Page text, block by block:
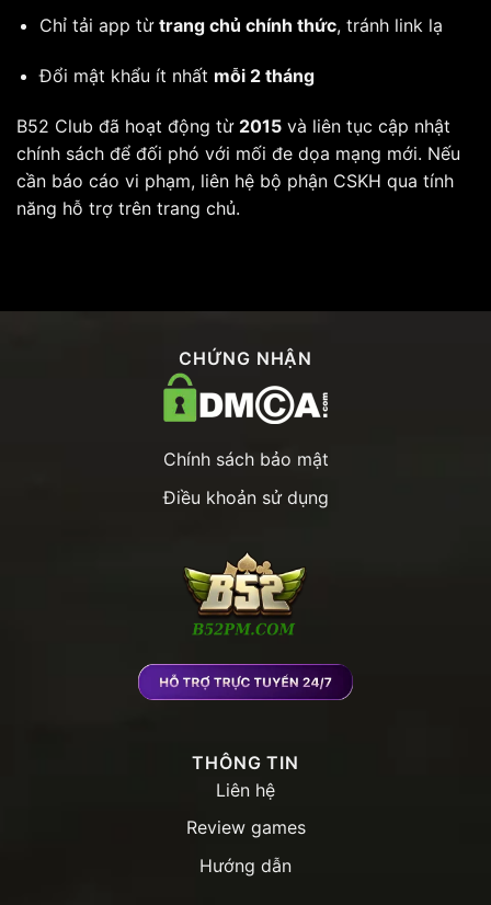
Chỉ tải app từ trang chủ chính thức, tránh link lạ
Đổi mật khẩu ít nhất mỗi 2 tháng
B52 Club đã hoạt động từ 2015 và liên tục cập nhật
chính sách để đối phó với mối đe dọa mạng mới. Nếu
cần báo cáo vi phạm, liên hệ bộ phận CSKH qua tính
năng hỗ trợ trên trang chủ.
CHỨNG NHẬN
Chính sách bảo mật
Điều khoản sử dụng
THÔNG TIN
Liên hệ
Review games
Hướng dẫn